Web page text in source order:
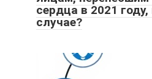
сердца в 2021 году,
случае?